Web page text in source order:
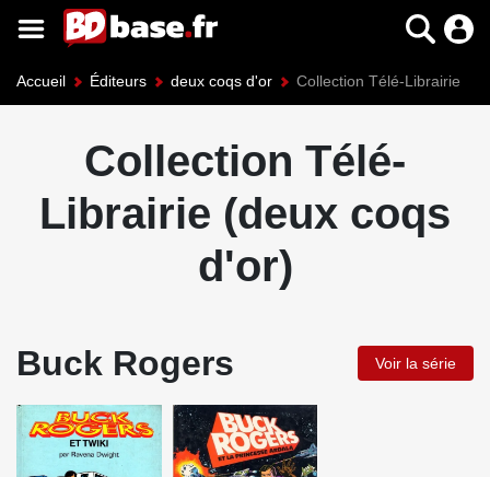
Accueil Éditeurs deux coqs d'or Collection Télé-Librairie
Collection Télé-
Librairie (deux coqs
d'or)
Buck Rogers Voir la série